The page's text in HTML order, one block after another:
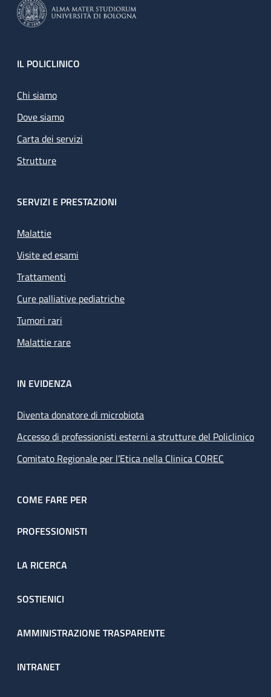
Footer
IL POLICLINICO
Chi siamo
Dove siamo
Carta dei servizi
Strutture
SERVIZI E PRESTAZIONI
Malattie
Visite ed esami
Trattamenti
Cure palliative pediatriche
Tumori rari
Malattie rare
IN EVIDENZA
Diventa donatore di microbiota
Accesso di professionisti esterni a strutture del Policlinico
Comitato Regionale per l’Etica nella Clinica COREC
COME FARE PER
PROFESSIONISTI
LA RICERCA
SOSTIENICI
AMMINISTRAZIONE TRASPARENTE
INTRANET